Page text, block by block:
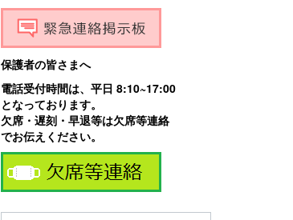
保護者の皆さまへ
電話受付時間は、平日 8:10~17:00
となっております。
欠席・遅刻・早退等は欠席等連絡
でお伝えください。